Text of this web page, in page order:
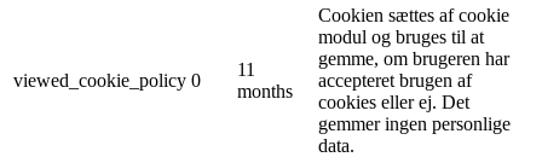
viewed_cookie_policy 0
11
months
Cookien sættes af cookie
modul og bruges til at
gemme, om brugeren har
accepteret brugen af ​​
cookies eller ej. Det
gemmer ingen personlige
data.